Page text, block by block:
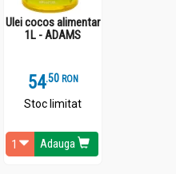
Ulei cocos alimentar
1L - ADAMS
54.5 RON
Stoc limitat
Adauga